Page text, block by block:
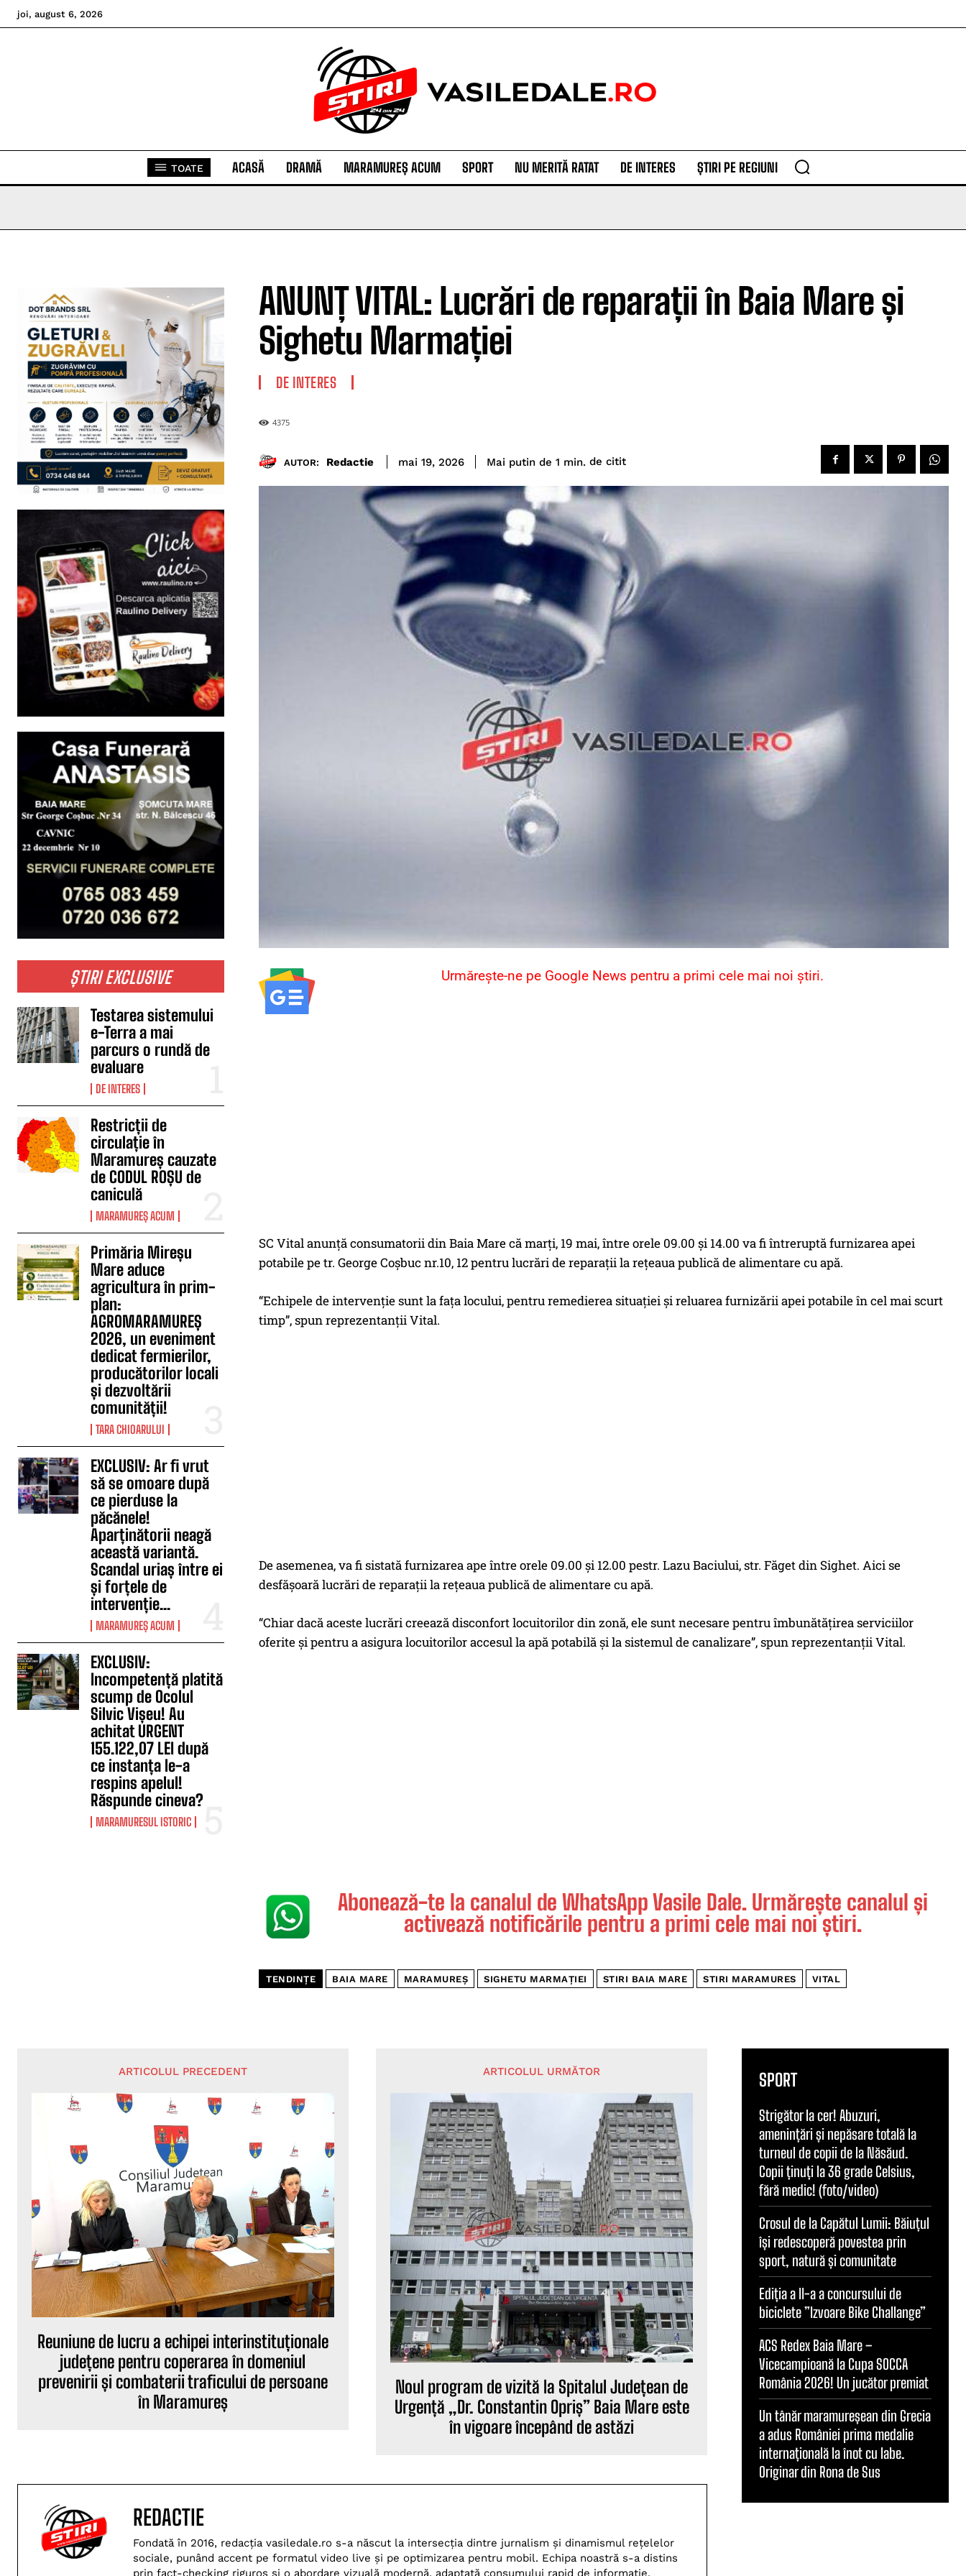
joi, august 6, 2026
TOATE ACASĂ DRAMĂ MARAMUREȘ ACUM SPORT NU MERITĂ RATAT DE INTERES ȘTIRI PE REGIUNI
ȘTIRI EXCLUSIVE
Testarea sistemului
e-Terra a mai
parcurs o rundă de
evaluare
DE INTERES
Restricții de
circulație în
Maramureș cauzate
de CODUL ROȘU de
caniculă
MARAMUREȘ ACUM
Primăria Mireșu
Mare aduce
agricultura în prim-
plan:
AGROMARAMUREȘ
2026, un eveniment
dedicat fermierilor,
producătorilor locali
și dezvoltării
comunității!
TARA CHIOARULUI
EXCLUSIV: Ar fi vrut
să se omoare după
ce pierduse la
păcănele!
Aparținătorii neagă
această variantă.
Scandal uriaș între ei
și forțele de
intervenție...
MARAMUREȘ ACUM
EXCLUSIV:
Incompetență platită
scump de Ocolul
Silvic Vișeu! Au
achitat URGENT
155.122,07 LEI după
ce instanța le-a
respins apelul!
Răspunde cineva?
MARAMURESUL ISTORIC
ANUNȚ VITAL: Lucrări de reparații în Baia Mare și
Sighetu Marmației
DE INTERES
4375
AUTOR: Redactie mai 19, 2026 Mai putin de 1 min. de citit
Urmărește-ne pe Google News pentru a primi cele mai noi știri.
SC Vital anunţă consumatorii din Baia Mare că marți, 19 mai, între orele 09.00 și 14.00 va fi întreruptă furnizarea apei
potabile pe tr. George Coșbuc nr.10, 12 pentru lucrări de reparații la rețeaua publică de alimentare cu apă.
“Echipele de intervenție sunt la fața locului, pentru remedierea situației și reluarea furnizării apei potabile în cel mai scurt
timp”, spun reprezentanţii Vital.
De asemenea, va fi sistată furnizarea ape între orele 09.00 și 12.00 pestr. Lazu Baciului, str. Făget din Sighet. Aici se
desfășoară lucrări de reparații la rețeaua publică de alimentare cu apă.
“Chiar dacă aceste lucrări creează disconfort locuitorilor din zonă, ele sunt necesare pentru îmbunătățirea serviciilor
oferite și pentru a asigura locuitorilor accesul la apă potabilă și la sistemul de canalizare”, spun reprezentanţii Vital.
Abonează-te la canalul de WhatsApp Vasile Dale. Urmărește canalul și
activează notificările pentru a primi cele mai noi știri.
TENDINȚE BAIA MARE MARAMUREȘ SIGHETU MARMAȚIEI STIRI BAIA MARE STIRI MARAMURES VITAL
ARTICOLUL PRECEDENT
Reuniune de lucru a echipei interinstituționale
județene pentru coperarea în domeniul
prevenirii și combaterii traficului de persoane
în Maramureș
ARTICOLUL URMĂTOR
Noul program de vizită la Spitalul Județean de
Urgență „Dr. Constantin Opriș” Baia Mare este
în vigoare începând de astăzi
REDACTIE
Fondată în 2016, redacția vasiledale.ro s-a născut la intersecția dintre jurnalism și dinamismul rețelelor
sociale, punând accent pe formatul video live și pe optimizarea pentru mobil. Echipa noastră s-a distins
prin fact-checking riguros și o abordare vizuală modernă, adaptată consumului rapid de informație.
SPORT
Strigător la cer! Abuzuri,
amenințări și nepăsare totală la
turneul de copii de la Năsăud.
Copii ținuți la 36 grade Celsius,
fără medic! (foto/video)
Crosul de la Capătul Lumii: Băiuțul
își redescoperă povestea prin
sport, natură și comunitate
Ediția a II-a a concursului de
biciclete ”Izvoare Bike Challange”
ACS Redex Baia Mare –
Vicecampioană la Cupa SOCCA
România 2026! Un jucător premiat
Un tânăr maramureșean din Grecia
a adus României prima medalie
internațională la înot cu labe.
Originar din Rona de Sus